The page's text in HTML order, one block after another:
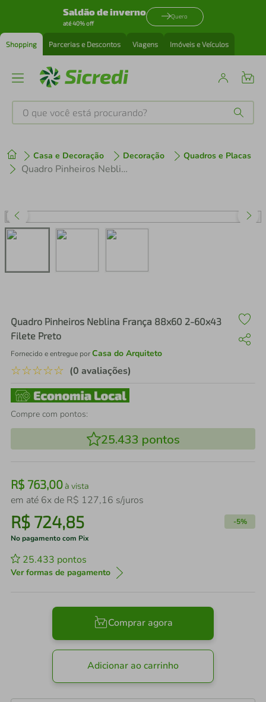
Saldão de inverno
até 40% off
Quero
Shopping Parcerias e Descontos Viagens Imóveis e Veículos
O que você está procurando?
Casa e Decoração Decoração Quadros e Placas
Quadro Pinheiros Neblina França 88x60 2-60x43 Filete Preto
Quadro Pinheiros Neblina França 88x60 2-60x43
Filete Preto
Fornecido e entregue porCasa do Arquiteto
☆☆☆☆☆ (0 avaliações)
Compre com pontos:
25.433 pontos
R$ 763,00à vista
em até 6x de R$ 127,16 s/juros
R$ 724,85 -5%
No pagamento com Pix
25.433 pontos
Ver formas de pagamento
Comprar agora
Adicionar ao carrinho
1º tenis
perfume